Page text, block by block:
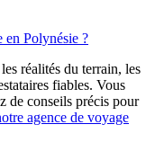
en Polynésie ?
réalités du terrain, les
fiables. Vous
de conseils précis pour
agence de voyage